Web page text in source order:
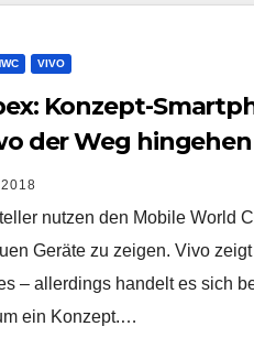
VIVO
Konzept-
der Weg hingehen
nutzen den Mobile World
Geräte zu zeigen. Vivo
– allerdings handelt es sich
ein Konzept.…